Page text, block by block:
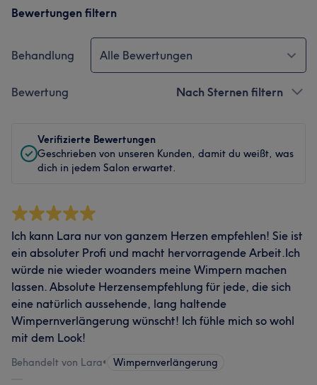
Bewertungen filtern
Behandlung Alle Bewertungen
Bewertung Nach Sternen filtern
Verifizierte Bewertungen
Geschrieben von unseren Kunden, damit du weißt, was
dich in jedem Salon erwartet.
Ich kann Lara nur von ganzem Herzen empfehlen! Sie ist
ein absoluter Profi und macht hervorragende Arbeit.Ich
würde nie wieder woanders meine Wimpern machen
lassen. Absolute Herzensempfehlung für jede, die sich
eine natürlich aussehende, lang haltende
Wimpernverlängerung wünscht! Ich fühle mich so wohl
mit dem Look!
Behandelt von Lara• Wimpernverlängerung